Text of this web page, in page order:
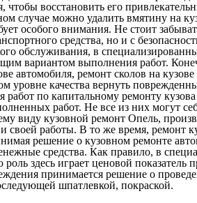
чтобы восстановить его
случае можно удалить вмятину на
особого внимания. Не стоит
средства, но и с
обслуживания, в
вариантом выполнения работ.
автомобиля, ремонт сколов на
уровне качества вернуть
по капитальному ремонту
работ. Не все из них могут
виду кузовной ремонт Опель,
своей работы. В то же время, ремонт
решение о кузовном ремонте
средства. Как правило, в
здесь играет ценовой показатель
принимается решение о
шпатлевкой, покраской.